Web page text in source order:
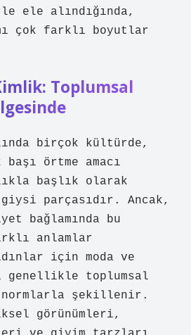
ele alındığında,
çok farklı boyutlar
Toplumsal
birçok kültürde,
örtme amacı
başlık olarak
parçasıdır. Ancak,
bağlamında bu
anlamlar
için moda ve
toplumsal
şekillenir.
görünümleri,